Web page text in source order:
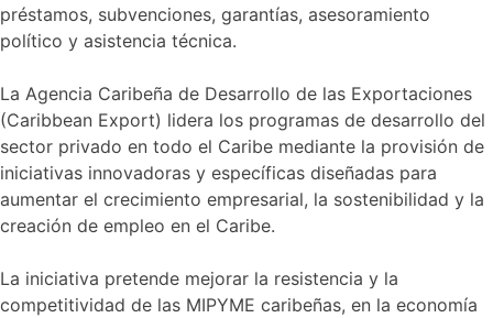
préstamos, subvenciones, garantías, asesoramiento
político y asistencia técnica.
La Agencia Caribeña de Desarrollo de las Exportaciones
(Caribbean Export) lidera los programas de desarrollo del
sector privado en todo el Caribe mediante la provisión de
iniciativas innovadoras y específicas diseñadas para
aumentar el crecimiento empresarial, la sostenibilidad y la
creación de empleo en el Caribe.
La iniciativa pretende mejorar la resistencia y la
competitividad de las MIPYME caribeñas, en la economía